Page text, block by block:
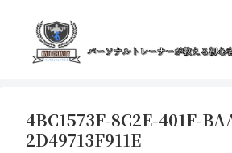
4BC1573F-8C2E-401F-
2D49713F911E